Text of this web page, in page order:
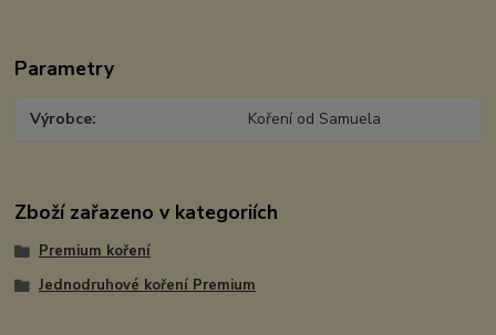
Parametry
Výrobce Koření od Samuela
Zboží zařazeno v kategoriích
Premium koření
Jednodruhové koření Premium